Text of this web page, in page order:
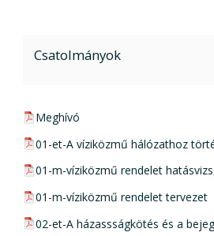
Csatolmányok
pdf csatolmány:
Meghívó
pdf csatolmány:
01-et-A víziközmű hálózathoz
pdf csatolmány:
01-m-víziközmű rendelet
pdf csatolmány:
01-m-víziközmű rendelet tervezet
pdf csatolmány:
02-et-A házassságkötés és a